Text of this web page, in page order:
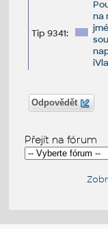
Tip 9341:
na
Odpovědět
Přejít na fórum